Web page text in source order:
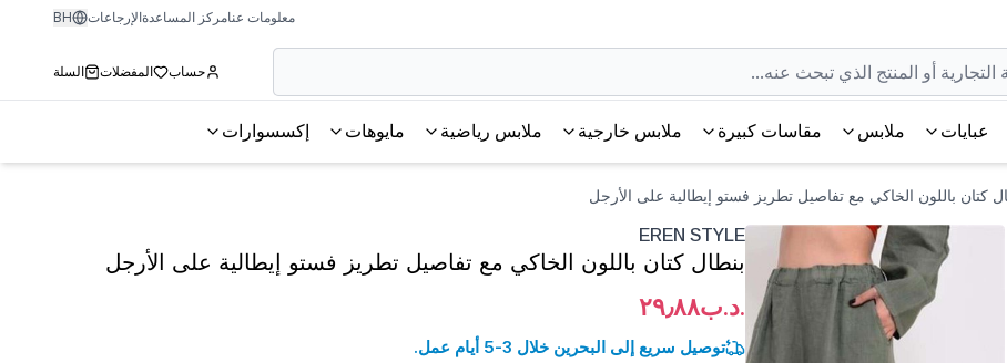
معلومات عنامركز المساعدةالإرجاعات BH
حساب المفضلات السلة
عبايات ملابس مقاسات كبيرة ملابس خارجية ملابس رياضية مايوهات إكسسوارات
EREN STYLE
بنطال كتان باللون الخاكي مع تفاصيل تطريز فستو إيطالية على الأرجل
.د.ب٢٩٫٨٨
توصيل سريع إلى البحرين خلال 3-5 أيام عمل.